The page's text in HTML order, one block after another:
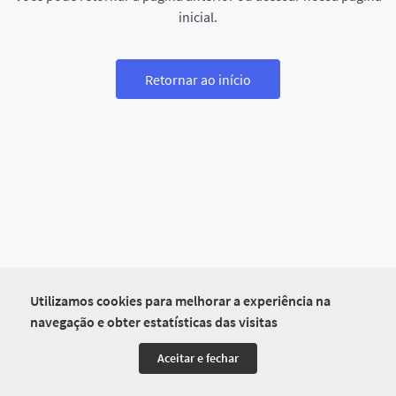
Utilizamos cookies para melhorar a experiência na
navegação e obter estatísticas das visitas
Aceitar e fechar
inicial.
Retornar ao início